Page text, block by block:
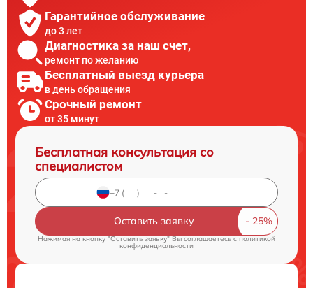
Гарантийное обслуживание
до 3 лет
Диагностика за наш счет,
ремонт по желанию
Бесплатный выезд курьера
в день обращения
Срочный ремонт
от 35 минут
Бесплатная консультация со
специалистом
Оставить заявку
Нажимая на кнопку "Оставить заявку" Вы соглашаетесь cполитикой
конфиденциальности